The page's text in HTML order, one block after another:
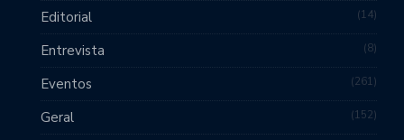
Editorial 14
Entrevista 8
Eventos 261
Geral 152